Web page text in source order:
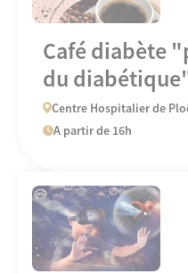
Café diabète
du
Centre Hospitalier de
A partir de 16h